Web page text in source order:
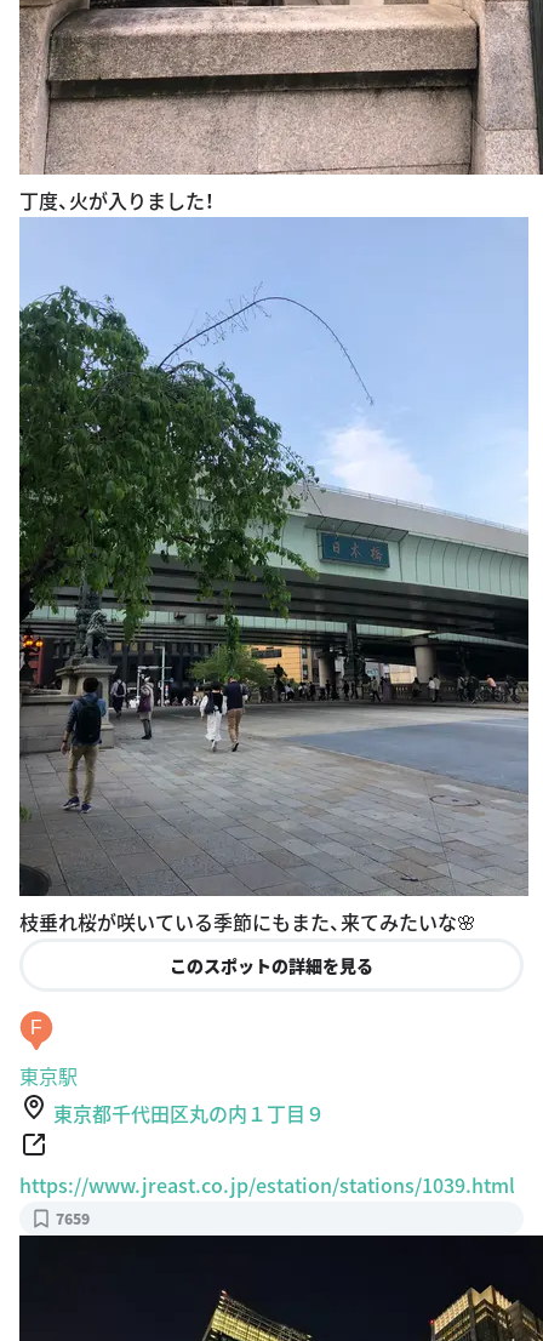
丁度、火が入りました！
枝垂れ桜が咲いている季節にもまた、来てみたいな🌸
このスポットの詳細を見る
F
東京駅
東京都千代田区丸の内１丁目９
https://www.jreast.co.jp/estation/stations/1039.html
7659